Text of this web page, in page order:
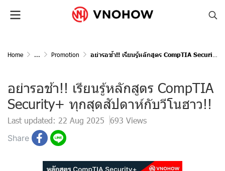
Home ... Promotion อย่ารอช้า!! เรียนรู้หลักสูตร CompTIA Security+ ทุกสุดสัปดาห์กับวีโนฮาว!!
อย่ารอช้า!! เรียนรู้หลักสูตร CompTIA
Security+ ทุกสุดสัปดาห์กับวีโนฮาว!!
Last updated: 22 Aug 2025 693 Views
Share